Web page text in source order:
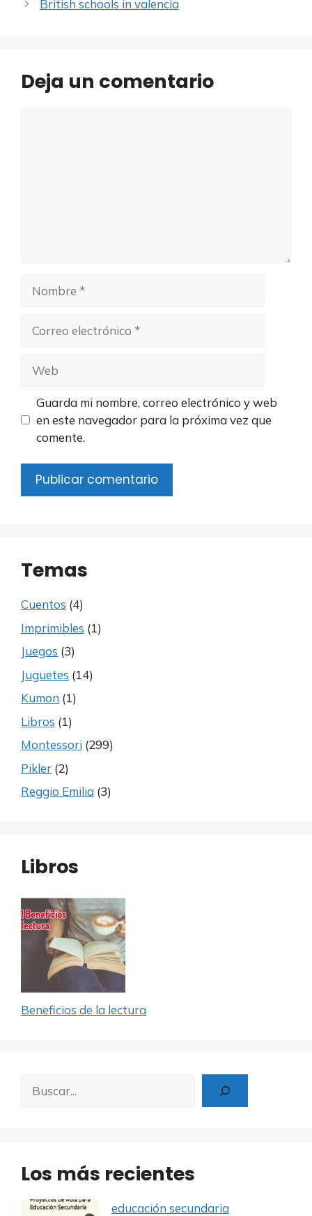
British schools in valencia
Deja un comentario
electrónico
Guarda mi nombre, correo electrónico y web
en este navegador para la próxima vez que
comente.
Temas
Cuentos (4)
Imprimibles (1)
Juegos (3)
Juguetes (14)
Kumon (1)
Libros (1)
Montessori (299)
Pikler (2)
Reggio Emilia (3)
Libros
Beneficios de la lectura
Los más recientes
educación secundaria